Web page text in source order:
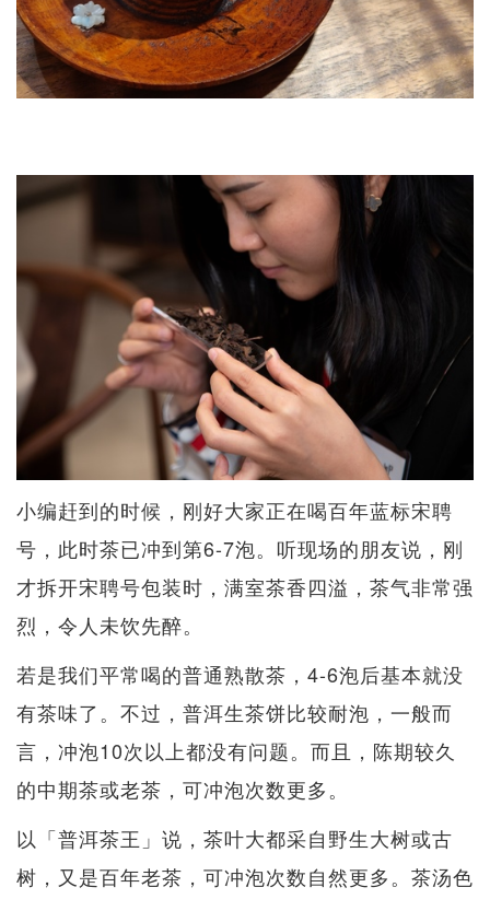
小编赶到的时候，刚好大家正在喝百年蓝标宋聘
号，此时茶已冲到第6-7泡。听现场的朋友说，刚
才拆开宋聘号包装时，满室茶香四溢，茶气非常强
烈，令人未饮先醉。
若是我们平常喝的普通熟散茶，4-6泡后基本就没
有茶味了。不过，普洱生茶饼比较耐泡，一般而
言，冲泡10次以上都没有问题。而且，陈期较久
的中期茶或老茶，可冲泡次数更多。
以「普洱茶王」说，茶叶大都采自野生大树或古
树，又是百年老茶，可冲泡次数自然更多。茶汤色